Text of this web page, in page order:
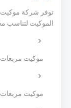
توفر شركة موكيت
الموكيت لتناسب
موكيت مربعات
موكيت